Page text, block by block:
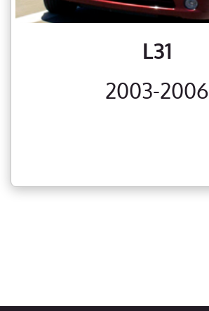
L31
2003-2006